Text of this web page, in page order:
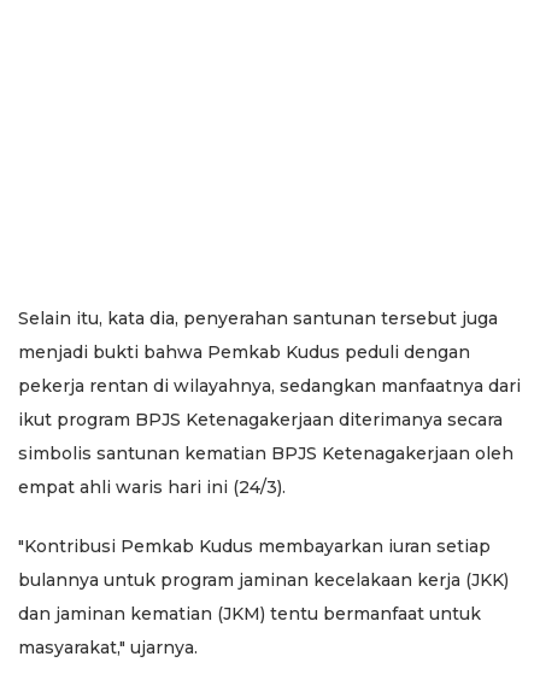
Selain itu, kata dia, penyerahan santunan tersebut juga
menjadi bukti bahwa Pemkab Kudus peduli dengan
pekerja rentan di wilayahnya, sedangkan manfaatnya dari
ikut program BPJS Ketenagakerjaan diterimanya secara
simbolis santunan kematian BPJS Ketenagakerjaan oleh
empat ahli waris hari ini (24/3).
"Kontribusi Pemkab Kudus membayarkan iuran setiap
bulannya untuk program jaminan kecelakaan kerja (JKK)
dan jaminan kematian (JKM) tentu bermanfaat untuk
masyarakat," ujarnya.